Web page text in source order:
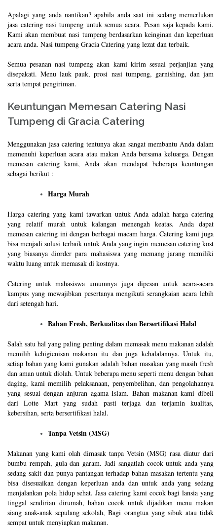
Apalagi yang anda nantikan? apabila anda saat ini sedang memerlukan
jasa catering nasi tumpeng untuk semua acara. Pesan saja kepada kami.
Kami akan membuat nasi tumpeng berdasarkan keinginan dan keperluan
acara anda. Nasi tumpeng Gracia Catering yang lezat dan terbaik.
Semua pesanan nasi tumpeng akan kami kirim sesuai perjanjian yang
disepakati. Menu lauk pauk, prosi nasi tumpeng, garnishing, dan jam
serta tempat pengiriman.
Keuntungan Memesan Catering Nasi
Tumpeng di Gracia Catering
Menggunakan jasa catering tentunya akan sangat membantu Anda dalam
memenuhi keperluan acara atau makan Anda bersama keluarga. Dengan
memesan catering kami, Anda akan mendapat beberapa keuntungan
sebagai berikut :
Harga Murah
Harga catering yang kami tawarkan untuk Anda adalah harga catering
yang relatif murah untuk kalangan menengah keatas. Anda dapat
memesan catering ini dengan berbagai macam harga. Catering kami juga
bisa menjadi solusi terbaik untuk Anda yang ingin memesan catering kost
yang biasanya diorder para mahasiswa yang memang jarang memiliki
waktu luang untuk memasak di kostnya.
Catering untuk mahasiswa umumnya juga dipesan untuk acara-acara
kampus yang mewajibkan pesertanya mengikuti serangkaian acara lebih
dari setengah hari.
Bahan Fresh, Berkualitas dan Bersertifikasi Halal
Salah satu hal yang paling penting dalam memasak menu makanan adalah
memilih kehigienisan makanan itu dan juga kehalalannya. Untuk itu,
setiap bahan yang kami gunakan adalah bahan masakan yang masih fresh
dan aman untuk diolah. Untuk beberapa menu seperti menu dengan bahan
daging, kami memilih pelaksanaan, penyembelihan, dan pengolahannya
yang sesuai dengan anjuran agama Islam. Bahan makanan kami dibeli
dari Lotte Mart yang sudah pasti terjaga dan terjamin kualitas,
kebersihan, serta bersertifikasi halal.
Tanpa Vetsin (MSG)
Makanan yang kami olah dimasak tanpa Vetsin (MSG) rasa diatur dari
bumbu rempah, gula dan garam. Jadi sangatlah cocok untuk anda yang
sedang sakit dan punya pantangan terhadap bahan masakan tertentu yang
bisa disesuaikan dengan keperluan anda dan untuk anda yang sedang
menjalankan pola hidup sehat. Jasa catering kami cocok bagi lansia yang
tinggal sendirian dirumah, bahan cocok untuk dijadikan menu makan
siang anak-anak sepulang sekolah, Bagi orangtua yang sibuk atau tidak
sempat untuk menyiapkan makanan.